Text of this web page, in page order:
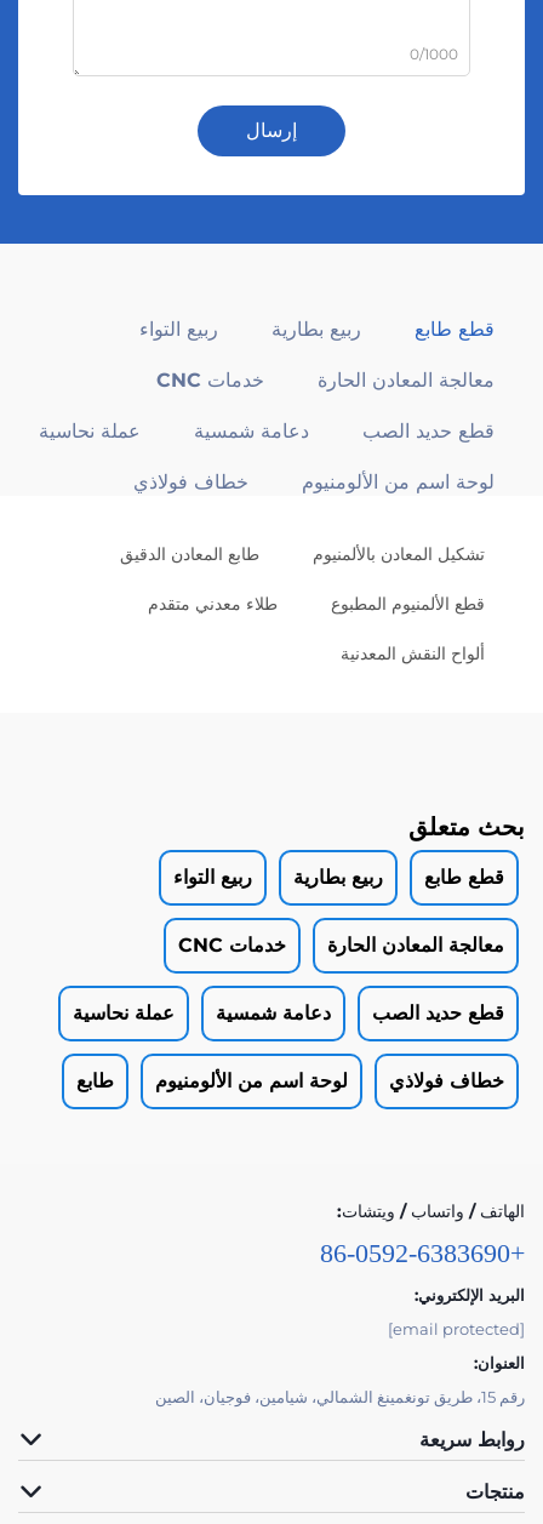
0/1000
إرسال
قطع طابع ربيع بطارية ربيع التواء
معالجة المعادن الحارة خدمات CNC
قطع حديد الصب دعامة شمسية عملة نحاسية
لوحة اسم من الألومنيوم خطاف فولاذي
تشكيل المعادن بالألمنيوم طابع المعادن الدقيق
قطع الألمنيوم المطبوع طلاء معدني متقدم
ألواح النقش المعدنية
بحث متعلق
قطع طابع ربيع بطارية ربيع التواء
معالجة المعادن الحارة خدمات CNC
قطع حديد الصب دعامة شمسية عملة نحاسية
خطاف فولاذي لوحة اسم من الألومنيوم طابع
الهاتف / واتساب / ويتشات:
+86-0592-6383690
البريد الإلكتروني:
[email protected]
العنوان:
رقم 15، طريق تونغمينغ الشمالي، شيامين، فوجيان، الصين
روابط سريعة
منتجات